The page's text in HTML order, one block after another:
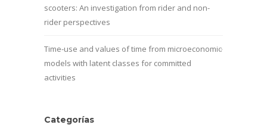
scooters: An investigation from rider and non-
rider perspectives
Time-use and values of time from microeconomic
models with latent classes for committed
activities
Categorías